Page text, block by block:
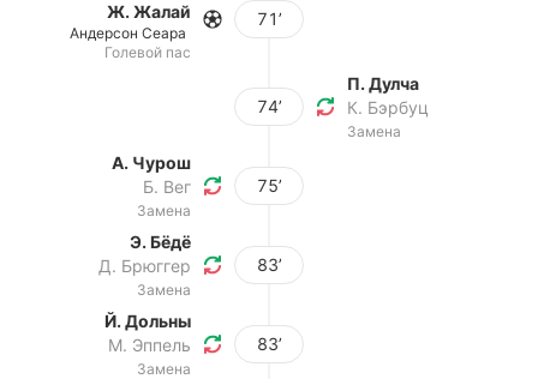
Ж. Жалай
Андерсон Сеара
Голевой пас
71’
74’
П. Дулча
К. Бэрбуц
Замена
А. Чурош
Б. Вег
Замена
75’
Э. Бёдё
Д. Брюггер
Замена
83’
Й. Дольны
М. Эппель
Замена
83’